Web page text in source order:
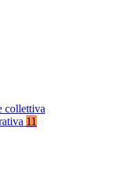
collettiva
11